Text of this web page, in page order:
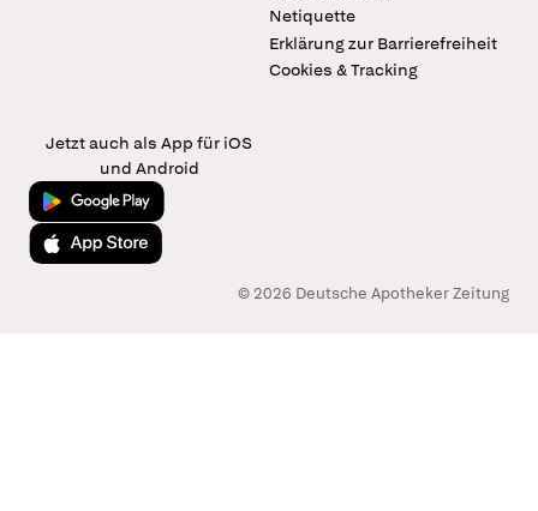
Netiquette
Erklärung zur Barrierefreiheit
Cookies & Tracking
Jetzt auch als App für iOS
und Android
Jetzt bei Google Play
Laden im App Store
© 2026 Deutsche Apotheker Zeitung